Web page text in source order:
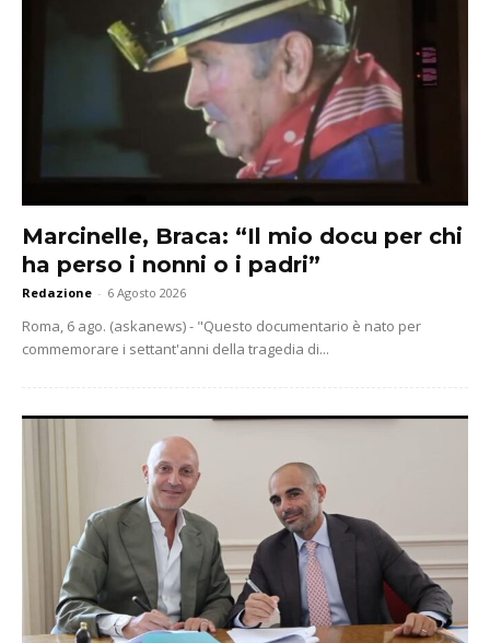
Marcinelle, Braca: “Il mio docu per chi
ha perso i nonni o i padri”
Redazione - 6 Agosto 2026
Roma, 6 ago. (askanews) - "Questo documentario è nato per
commemorare i settant'anni della tragedia di...